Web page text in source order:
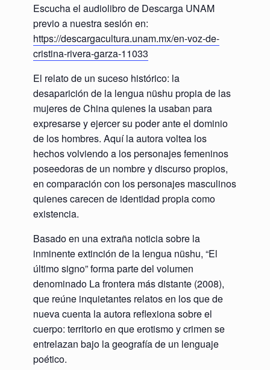
Escucha el audiolibro de Descarga UNAM
previo a nuestra sesión en:
https://descargacultura.unam.mx/en-voz-de-
cristina-rivera-garza-11033
El relato de un suceso histórico: la
desaparición de la lengua nüshu propia de las
mujeres de China quienes la usaban para
expresarse y ejercer su poder ante el dominio
de los hombres. Aquí la autora voltea los
hechos volviendo a los personajes femeninos
poseedoras de un nombre y discurso propios,
en comparación con los personajes masculinos
quienes carecen de identidad propia como
existencia.
Basado en una extraña noticia sobre la
inminente extinción de la lengua nüshu, “El
último signo” forma parte del volumen
denominado La frontera más distante (2008),
que reúne inquietantes relatos en los que de
nueva cuenta la autora reflexiona sobre el
cuerpo: territorio en que erotismo y crimen se
entrelazan bajo la geografía de un lenguaje
poético.